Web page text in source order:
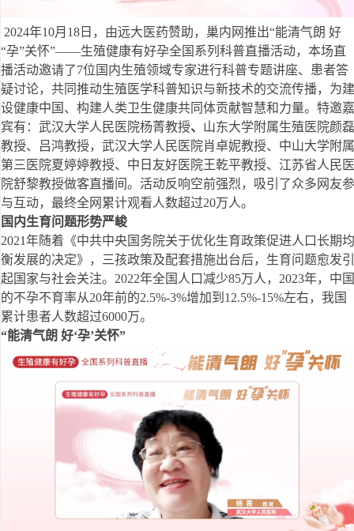
2024年10月18日，由远大医药赞助，巢内网推出“能清气朗 好
“孕”关怀”——生殖健康有好孕全国系列科普直播活动，本场直
播活动邀请了7位国内生殖领域专家进行科普专题讲座、患者答
疑讨论，共同推动生殖医学科普知识与新技术的交流传播，为建
设健康中国、构建人类卫生健康共同体贡献智慧和力量。特邀嘉
宾有：武汉大学人民医院杨菁教授、 山东大学附属生殖医院颜磊
教授、吕鸿教授，武汉大学人民医院肖卓妮教授、中山大学附属
第三医院夏婷婷教授、中日友好医院王乾平教授、江苏省人民医
院舒黎教授做客直播间。活动反响空前强烈，吸引了众多网友参
与互动，最终全网累计观看人数超过20万人。
国内生育问题形势严峻
2021年随着《中共中央国务院关于优化生育政策促进人口长期均
衡发展的决定》，三孩政策及配套措施出台后，生育问题愈发引
起国家与社会关注。2022年全国人口减少85万人，2023年，中国
的不孕不育率从20年前的2.5%-3%增加到12.5%-15%左右，我国
累计患者人数超过6000万。
“能清气朗 好‘孕’关怀”